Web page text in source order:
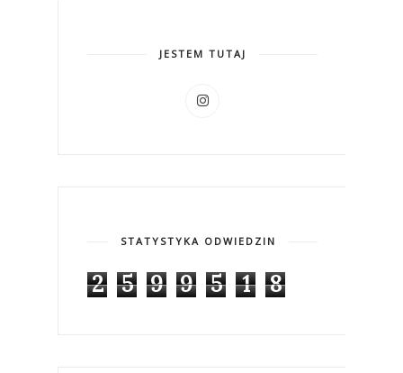
JESTEM TUTAJ
STATYSTYKA ODWIEDZIN
2 5 9 9 5 1 8